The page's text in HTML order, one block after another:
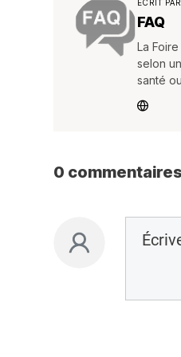
ÉCRIT PAR
FAQ
La
selon
santé
0 commentaires